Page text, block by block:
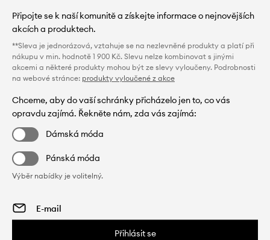
Připojte se k naší komunitě a získejte informace o nejnovějších
akcích a produktech.
**Sleva je jednorázová, vztahuje se na nezlevněné produkty a platí při
nákupu v min. hodnotě 1 900 Kč. Slevu nelze kombinovat s jinými
akcemi a některé produkty mohou být ze slevy vyloučeny. Podrobnosti
na webové stránce: produkty vyloučené z akce
Chceme, aby do vaší schránky přicházelo jen to, co vás
opravdu zajímá. Řekněte nám, zda vás zajímá:
Dámská móda
Pánská móda
Výběr nabídky je volitelný.
Přihlásit se